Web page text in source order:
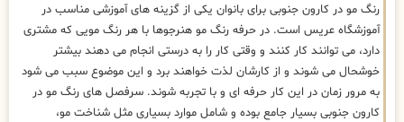
رنگ مو در کارون جنوبی برای بانوان یکی از گزینه های آموزشی مناسب در
آموزشگاه عریس است. در حرفه رنگ مو هنرجوها با هر رنگ مویی که مشتری
دارد، می توانند کار کنند و وقتی کار را به درستی انجام می دهند بیشتر
خوشحال می شوند و از کارشان لذت خواهند برد و این موضوع سبب می شود
به مرور زمان در این کار حرفه ای و با تجربه شوند. سرفصل های رنگ مو در
کارون جنوبی بسیار جامع بوده و شامل موارد بسیاری مثل شناخت مو،